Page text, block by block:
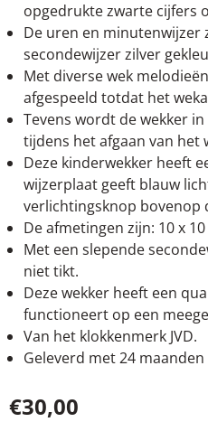
opgedrukte zwarte cijfers
De uren en minutenwijzer
secondewijzer zilver
Met diverse wek
afgespeeld totdat het
Tevens wordt de wekker
tijdens het afgaan van het
Deze kinderwekker heeft
wijzerplaat geeft blauw
verlichtingsknop bovenop
De afmetingen zijn: 10 x 10
Met een slepende
niet tikt.
Deze wekker heeft een
functioneert op een
Van het klokkenmerk JVD.
Geleverd met 24
€30,00